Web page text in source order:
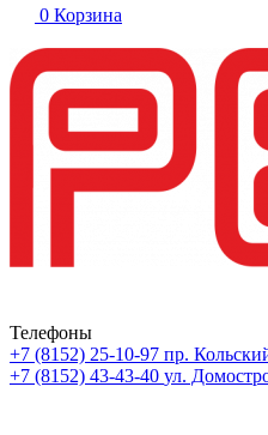
0 Корзина
Телефоны
+7 (8152) 25-10-97 пр.
+7 (8152) 43-43-40 ул.